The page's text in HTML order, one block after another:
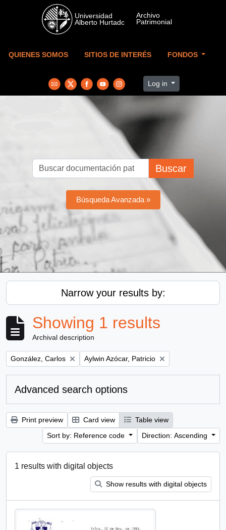
Skip to main content
QUIENES SOMOS SITIOS DE INTERÉS FONDOS
Log in
Buscar
Búsqueda Avanzada »
Narrow your results by:
Showing 1 results
Archival description
Remove filter:
González, Carlos Remove filter:
Aylwin Azócar, Patricio
Advanced search options
Print preview Card view
Table view
Sort by: Reference code
Direction: Ascending
1 results with digital objects
Show results with digital objects